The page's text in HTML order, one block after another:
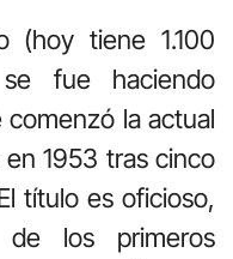
(hoy tiene 1.100
fue haciendo
comenzó la actual
1953 tras cinco
título es oficioso,
los primeros